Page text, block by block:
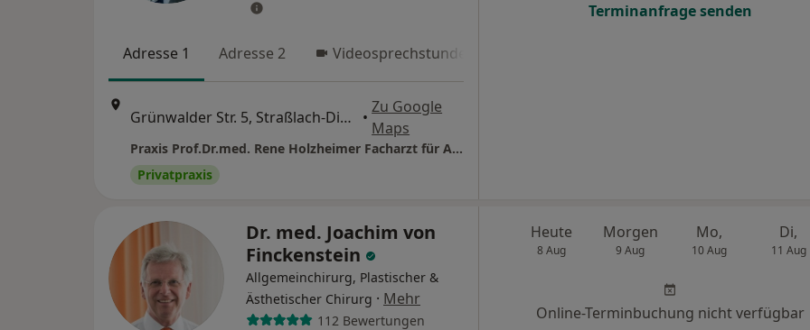
Adresse 1 Adresse 2 Videosprechstunde
Grünwalder Str. 5, Straßlach-Dingharting •
Zu Google
Maps
Praxis Prof.Dr.med. Rene Holzheimer Facharzt für Allgem. Chirurgie
Privatpraxis
Terminanfrage senden
Dr. med. Joachim von
Finckenstein
Allgemeinchirurg, Plastischer &
Ästhetischer Chirurg · Mehr
112 Bewertungen
Heute
8 Aug
Morgen
9 Aug
Mo,
10 Aug
Di,
11 Aug
Online-Terminbuchung nicht verfügbar